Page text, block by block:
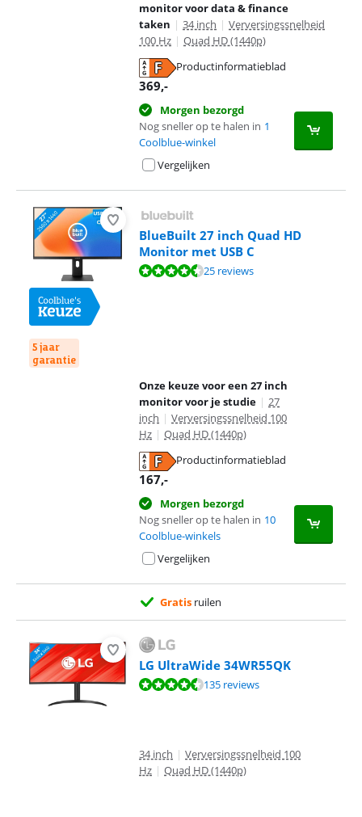
monitor voor data & finance
taken | 34 inch | Verversingssnelheid
100 Hz | Quad HD (1440p)
Productinformatieblad
369,-
Morgen bezorgd
Nog sneller op te halen in 1
Coolblue-winkel
Vergelijken
5 jaar
garantie
BlueBuilt 27 inch Quad HD
Monitor met USB C
Beoordeling is 8,7 van de 10, gebaseerd op 25 reviews.
25 reviews
Onze keuze voor een 27 inch
monitor voor je studie | 27
inch | Verversingssnelheid 100
Hz | Quad HD (1440p)
Productinformatieblad
167,-
Morgen bezorgd
Nog sneller op te halen in 10
Coolblue-winkels
Vergelijken
Gratis ruilen
LG UltraWide 34WR55QK
Beoordeling is 9,2 van de 10, gebaseerd op 135 reviews.
135 reviews
34 inch | Verversingssnelheid 100
Hz | Quad HD (1440p)